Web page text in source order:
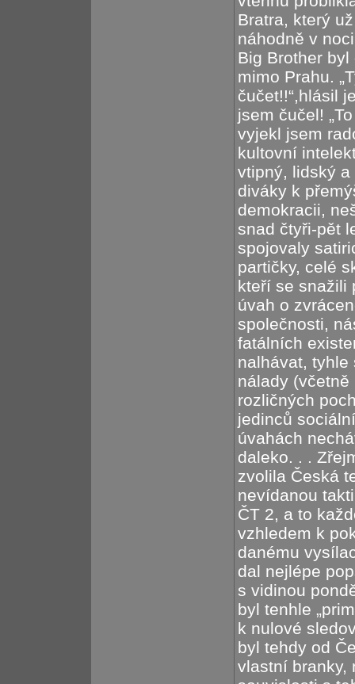
Bratra, který
náhodně v
Big Brother
mimo Prahu.
čučet!!“,hlásil
jsem čučel!
vyjekl jsem
kultovní
vtipný, lidský
diváky k
demokracii,
snad čtyři-pět
spojovaly
partičky, celé
kteří se snažili
úvah o
společnosti,
fatálních
nalhávat, tyhle
nálady
rozličných
jedinců
úvahách
daleko. . .
zvolila Česká
nevídanou
ČT 2, a to
vzhledem k
danému
dal nejlépe
s vidinou
byl tenhle
k nulové
byl tehdy od
vlastní branky,